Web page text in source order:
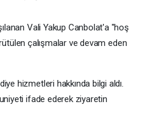
Vali Yakup Canbolat'a "hoş
çalışmalar ve devam eden
hizmetleri hakkında bilgi aldı.
ifade ederek ziyaretin